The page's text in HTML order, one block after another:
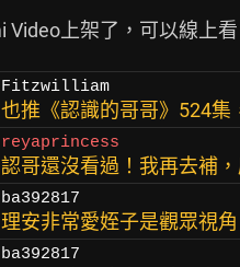
Fitzwilliam
也推《認識的哥哥》524集
reyaprincess
認哥還沒看過！我再去補
ba392817
理安非常愛姪子是觀眾視
ba392817